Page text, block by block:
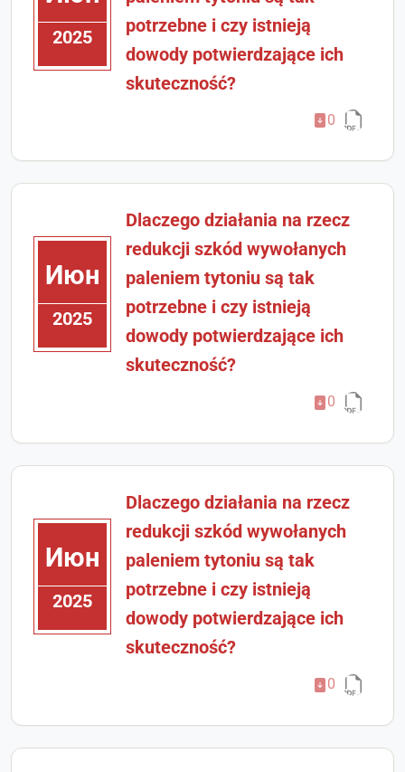
2025
potrzebne i czy istnieją
dowody potwierdzające ich
skuteczność?
0
Июн
2025
Dlaczego działania na rzecz
redukcji szkód wywołanych
paleniem tytoniu są tak
potrzebne i czy istnieją
dowody potwierdzające ich
skuteczność?
0
Июн
2025
Dlaczego działania na rzecz
redukcji szkód wywołanych
paleniem tytoniu są tak
potrzebne i czy istnieją
dowody potwierdzające ich
skuteczność?
0